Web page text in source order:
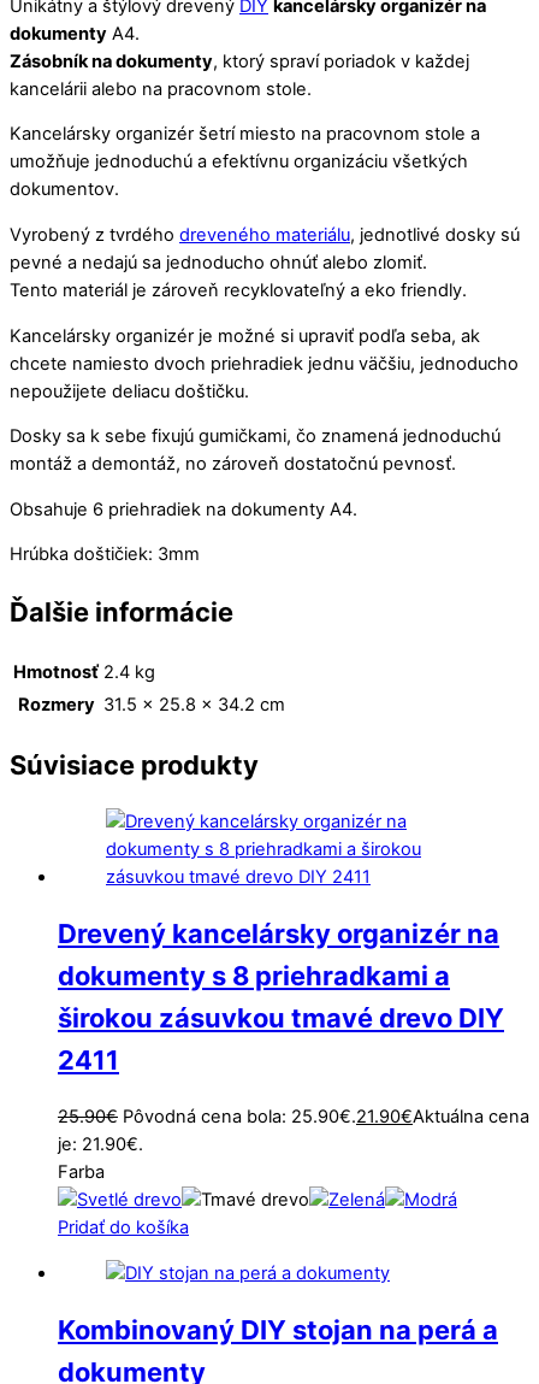
Unikátny a štýlový drevený DIY kancelársky organizér na
dokumenty A4.
Zásobník na dokumenty, ktorý spraví poriadok v každej
kancelárii alebo na pracovnom stole.
Kancelársky organizér šetrí miesto na pracovnom stole a
umožňuje jednoduchú a efektívnu organizáciu všetkých
dokumentov.
Vyrobený z tvrdého dreveného materiálu, jednotlivé dosky sú
pevné a nedajú sa jednoducho ohnúť alebo zlomiť.
Tento materiál je zároveň recyklovateľný a eko friendly.
Kancelársky organizér je možné si upraviť podľa seba, ak
chcete namiesto dvoch priehradiek jednu väčšiu, jednoducho
nepoužijete deliacu doštičku.
Dosky sa k sebe fixujú gumičkami, čo znamená jednoduchú
montáž a demontáž, no zároveň dostatočnú pevnosť.
Obsahuje 6 priehradiek na dokumenty A4.
Hrúbka doštičiek: 3mm
Ďalšie informácie
Hmotnosť 2.4 kg
Rozmery 31.5 × 25.8 × 34.2 cm
Súvisiace produkty
Drevený kancelársky organizér na
dokumenty s 8 priehradkami a
širokou zásuvkou tmavé drevo DIY
2411
25.90€ Pôvodná cena bola: 25.90€.21.90€Aktuálna cena
je: 21.90€.
Farba
Pridať do košíka
Kombinovaný DIY stojan na perá a
dokumenty